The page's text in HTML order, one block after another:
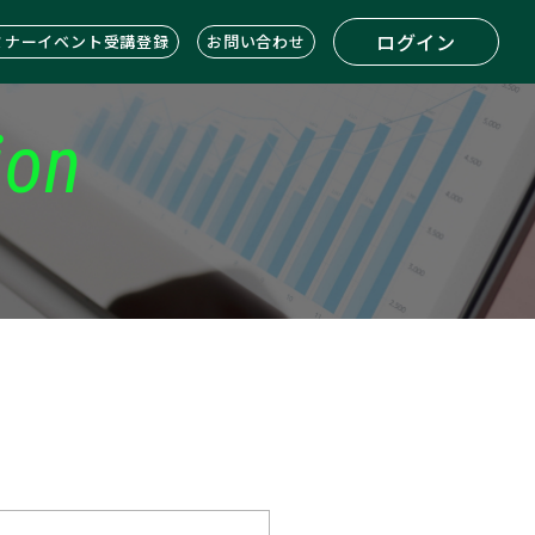
ナーイベント受講登録 お問い合わせ ログイン